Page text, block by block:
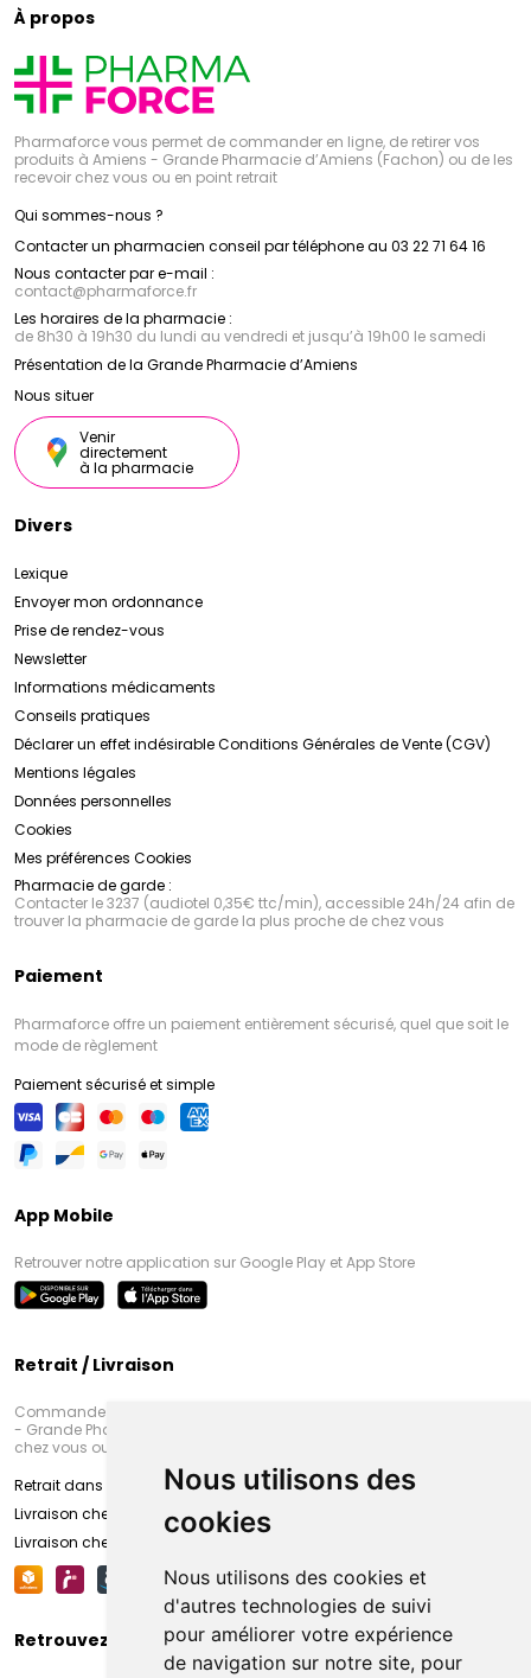
Nous utilisons des
cookies
Nous utilisons des cookies et
d'autres technologies de suivi
pour améliorer votre expérience
de navigation sur notre site, pour
À propos
Pharmaforce vous permet de commander en ligne, de retirer vos
produits à Amiens - Grande Pharmacie d’Amiens (Fachon) ou de les
recevoir chez vous ou en point retrait
Qui sommes-nous ?
Contacter un pharmacien conseil par téléphone au 03 22 71 64 16
Nous contacter par e-mail :
contact@pharmaforce.fr
Les horaires de la pharmacie :
de 8h30 à 19h30 du lundi au vendredi et jusqu’à 19h00 le samedi
Présentation de la Grande Pharmacie d’Amiens
Nous situer
Venir
directement
à la pharmacie
Divers
Lexique
Envoyer mon ordonnance
Prise de rendez-vous
Newsletter
Informations médicaments
Conseils pratiques
Déclarer un effet indésirableConditions Générales de Vente (CGV)
Mentions légales
Données personnelles
Cookies
Mes préférences Cookies
Pharmacie de garde :
Contacter le 3237 (audiotel 0,35€ ttc/min), accessible 24h/24 afin de
trouver la pharmacie de garde la plus proche de chez vous
Paiement
Pharmaforce offre un paiement entièrement sécurisé, quel que soit le
mode de règlement
Paiement sécurisé et simple
App Mobile
Retrouver notre application sur Google Play et App Store
Retrait / Livraison
Commandez en ligne et venez chercher votre commande à Amiens
- Grande Pharmacie d’Amiens (Fachon) ou recevez-là rapidement
chez vous ou en point retrait
Retrait dans la pharmacie d’Amiens
Livraison chez vous
Livraison chez votre commerçant
Retrouvez-nous sur vos réseaux sociaux